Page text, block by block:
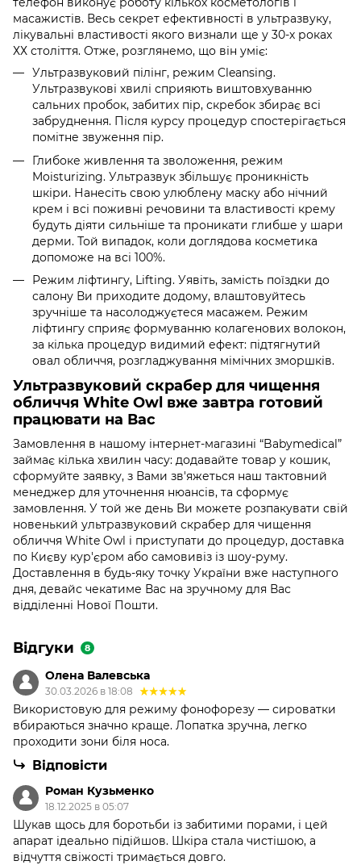
масажистів. Весь секрет ефективності в ультразвуку,
лікувальні властивості якого визнали ще у 30-х роках
ХХ століття. Отже, розглянемо, що він уміє:
Ультразвуковий пілінг, режим Cleansing.
Ультразвукові хвилі сприяють виштовхуванню
сальних пробок, забитих пір, скребок збирає всі
забруднення. Після курсу процедур спостерігається
помітне звуження пір.
Глибоке живлення та зволоження, режим
Moisturizing. Ультразвук збільшує проникність
шкіри. Нанесіть свою улюблену маску або нічний
крем і всі поживні речовини та властивості крему
будуть діяти сильніше та проникати глибше у шари
дерми. Той випадок, коли доглядова косметика
допоможе на всі 100%.
Режим ліфтингу, Lifting. Уявіть, замість поїздки до
салону Ви приходите додому, влаштовуйтесь
зручніше та насолоджуєтеся масажем. Режим
ліфтингу сприяє формуванню колагенових волокон,
за кілька процедур видимий ефект: підтягнутий
овал обличчя, розгладжування мімічних зморшків.
Ультразвуковий скрабер для чищення
обличчя White Owl вже завтра готовий
працювати на Вас
Замовлення в нашому інтернет-магазині “Babymedical”
займає кілька хвилин часу: додавайте товар у кошик,
сформуйте заявку, з Вами зв'яжеться наш тактовний
менеджер для уточнення нюансів, та сформує
замовлення. У той же день Ви можете розпакувати свій
новенький ультразвуковий скрабер для чищення
обличчя White Owl і приступати до процедур, доставка
по Києву кур'єром або самовивіз із шоу-руму.
Доставлення в будь-яку точку України вже наступного
дня, девайс чекатиме Вас на зручному для Вас
відділенні Нової Пошти.
Відгуки 8
Олена Валевська
30.03.2026 в 18:08
Використовую для режиму фонофорезу — сироватки
вбираються значно краще. Лопатка зручна, легко
проходити зони біля носа.
Відповісти
Роман Кузьменко
18.12.2025 в 05:07
Шукав щось для боротьби із забитими порами, і цей
апарат ідеально підійшов. Шкіра стала чистішою, а
відчуття свіжості тримається довго.